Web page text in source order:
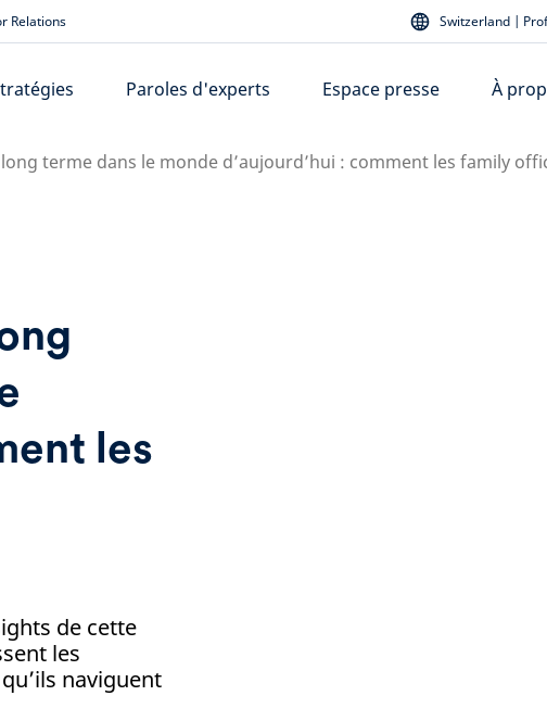
Relations Switzerland |
Paroles d'experts Espace presse À
terme dans le monde d’aujourd’hui : comment les family
les
de cette
les
naviguent